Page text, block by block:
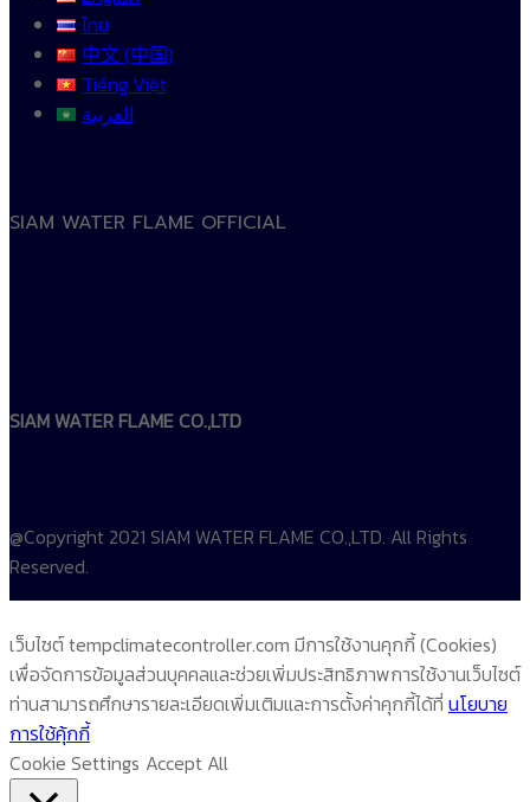
ไทย
中文 (中国)
Tiếng Việt
العربية
SIAM WATER FLAME OFFICIAL
SIAM WATER FLAME CO.,LTD
@Copyright 2021 SIAM WATER FLAME CO.,LTD. All Rights
Reserved.
เว็บไซต์ tempclimatecontroller.com มีการใช้งานคุกกี้ (Cookies)
เพื่อจัดการข้อมูลส่วนบุคคลและช่วยเพิ่มประสิทธิภาพการใช้งานเว็บไซต์
ท่านสามารถศึกษารายละเอียดเพิ่มเติมและการตั้งค่าคุกกี้ได้ที่ นโยบาย
การใช้คุ้กกี้
Cookie Settings Accept All